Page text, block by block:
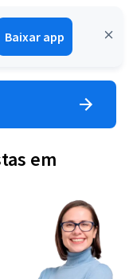
Baixar app
Entrar
em